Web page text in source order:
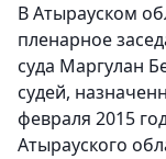
В Атырауском
пленарное
суда Маргулан
судей,
февраля 2015
Атырауского